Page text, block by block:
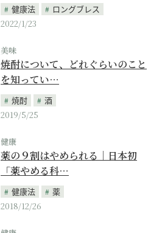
健康法
ロングブレス
2022/1/23
美味
焼酎について、どれぐらいのこと
を知ってい…
焼酎
酒
2019/5/25
健康
薬の９割はやめられる｜日本初
「薬やめる科…
健康法
薬
2018/12/26